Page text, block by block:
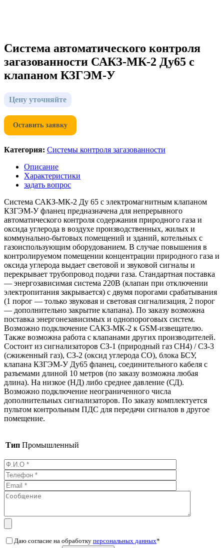
Система автоматического контроля
загазованности САКЗ-МК-2 Ду65 с
клапаном КЗГЭМ-У
Цену уточняйте
Оставить заявку
Категория: Системы контроля загазованности
Описание
Характеристики
задать вопрос
Система САКЗ-МК-2 Ду 65 с электромагнитным клапаном
КЗГЭМ-У фланец предназначена для непрерывного
автоматического контроля содержания природного газа и
оксида углерода в воздухе производственных, жилых и
коммунально-бытовых помещений и зданий, котельных с
газоиспользующим оборудованием. В случае повышения в
контролируемом помещении концентрации природного газа и
оксида углерода выдает световой и звуковой сигналы и
перекрывает трубопровод подачи газа. Стандартная поставка
— энергозависимая система 220В (клапан при отключении
электропитания закрывается) с двумя порогами срабатывания
(1 порог — только звуковая и световая сигнализация, 2 порог
— дополнительно закрытие клапана). По заказу возможна
поставка энергонезависимых и однопороговых систем.
Возможно подключение САКЗ-МК-2 к GSM-извещателю.
Также возможна работа с клапанами других производителей.
Состоит из сигнализаторов СЗ-1 (природный газ СН4) / СЗ-3
(сжиженный газ), СЗ-2 (оксид углерода СО), блока БСУ,
клапана КЗГЭМ-У Ду65 фланец, соединительного кабеля с
разъемами длиной 10 метров (по заказу возможна любая
длина). На низкое (НД) либо среднее давление (СД).
Возможно подключение неограниченного числа
дополнительных сигнализаторов. По заказу комплектуется
пультом контрольным ПДС для передачи сигналов в другое
помещение.
Тип Промышленный
Даю согласие на обработку персональных данных*